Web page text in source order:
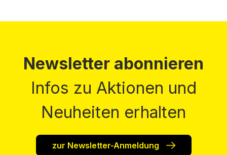
Newsletter abonnieren
Infos zu Aktionen und
Neuheiten erhalten
zur Newsletter-Anmeldung